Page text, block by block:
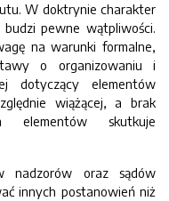
W doktrynie charakter
pewne wątpliwości.
na warunki formalne,
o organizowaniu i
dotyczący elementów
wiążącej, a brak
elementów skutkuje
nadzorów oraz sądów
innych postanowień niż